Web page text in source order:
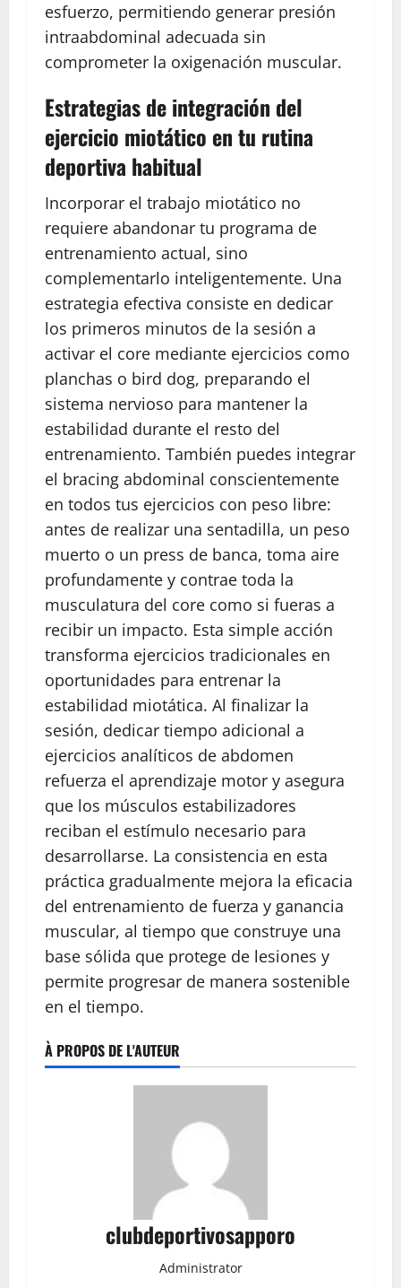
esfuerzo, permitiendo generar presión
intraabdominal adecuada sin
comprometer la oxigenación muscular.
Estrategias de integración del
ejercicio miotático en tu rutina
deportiva habitual
Incorporar el trabajo miotático no
requiere abandonar tu programa de
entrenamiento actual, sino
complementarlo inteligentemente. Una
estrategia efectiva consiste en dedicar
los primeros minutos de la sesión a
activar el core mediante ejercicios como
planchas o bird dog, preparando el
sistema nervioso para mantener la
estabilidad durante el resto del
entrenamiento. También puedes integrar
el bracing abdominal conscientemente
en todos tus ejercicios con peso libre:
antes de realizar una sentadilla, un peso
muerto o un press de banca, toma aire
profundamente y contrae toda la
musculatura del core como si fueras a
recibir un impacto. Esta simple acción
transforma ejercicios tradicionales en
oportunidades para entrenar la
estabilidad miotática. Al finalizar la
sesión, dedicar tiempo adicional a
ejercicios analíticos de abdomen
refuerza el aprendizaje motor y asegura
que los músculos estabilizadores
reciban el estímulo necesario para
desarrollarse. La consistencia en esta
práctica gradualmente mejora la eficacia
del entrenamiento de fuerza y ganancia
muscular, al tiempo que construye una
base sólida que protege de lesiones y
permite progresar de manera sostenible
en el tiempo.
À PROPOS DE L'AUTEUR
clubdeportivosapporo
Administrator